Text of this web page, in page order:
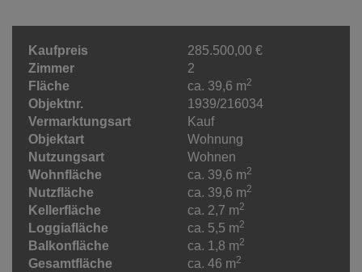
Kaufpreis
285.500,00 €
Zimmer
2
Fläche
ca. 39,6 m2
Objektnr.
1939/216034
Vermarktungsart
Kauf
Objektart
Wohnung
Nutzungsart
Wohnen
Wohnfläche
ca. 39,6 m2
Nutzfläche ca. 39,6 m2
Kellerfläche ca. 2,7 m2
Loggiafläche ca. 5,5 m2
Balkonfläche ca. 1,8 m2
Gesamtfläche ca. 46 m2